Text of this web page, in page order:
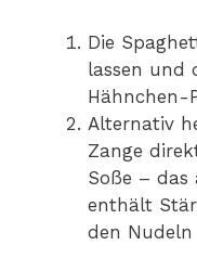
Die
lassen und
Hähnchen-
Alternativ
Zange
Soße – das
enthält
den